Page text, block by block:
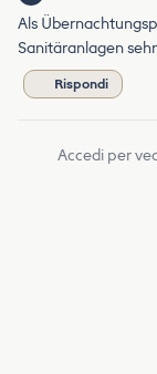
Als
Sanitäranlagen
Rispondi
Accedi per